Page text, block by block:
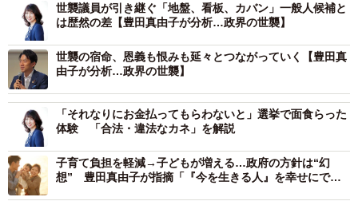
▽立憲民主党の公認候補が全勝し、それ自体は大いに評価
すべきことだと思いますが、一方で、自民党への逆風とい
う敵失の面も強く、立憲に政権を担ってほしい、といった
強い全面的支持の表れということでもないように思われま
す。「政治改革」を求める声は大きいと思いますが、「政
権交代」へのハードルはまた別にあり、国の舵取りをでき
ると信頼されるに足る実力を付けることが求められます。
▽低い投票率（東京40.70%、島根54.62%、長崎35.45%）
世襲議員が引き継ぐ「地盤、看板、カバン」一般人候補と
は歴然の差【豊田真由子が分析…政界の世襲】
世襲の宿命、恩義も恨みも延々とつながっていく【豊田真
由子が分析…政界の世襲】
「それなりにお金払ってもらわないと」選挙で面食らった
体験 「合法・違法なカネ」を解説
子育て負担を軽減→子どもが増える…政府の方針は“幻
想” 豊田真由子が指摘「『今を生きる人』を幸せにでき